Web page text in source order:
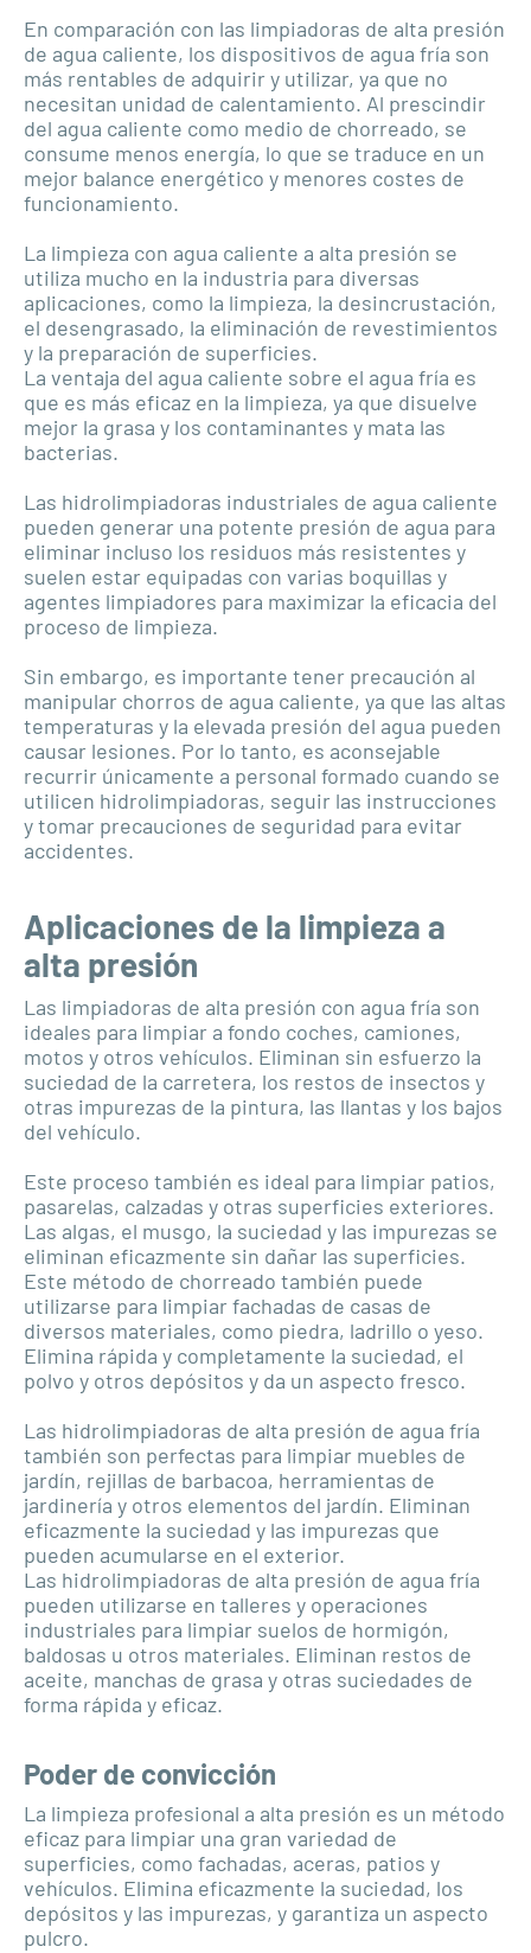
En comparación con las limpiadoras de alta presión
de agua caliente, los dispositivos de agua fría son
más rentables de adquirir y utilizar, ya que no
necesitan unidad de calentamiento. Al prescindir
del agua caliente como medio de chorreado, se
consume menos energía, lo que se traduce en un
mejor balance energético y menores costes de
funcionamiento.
La limpieza con agua caliente a alta presión se
utiliza mucho en la industria para diversas
aplicaciones, como la limpieza, la desincrustación,
el desengrasado, la eliminación de revestimientos
y la preparación de superficies.
La ventaja del agua caliente sobre el agua fría es
que es más eficaz en la limpieza, ya que disuelve
mejor la grasa y los contaminantes y mata las
bacterias.
Las hidrolimpiadoras industriales de agua caliente
pueden generar una potente presión de agua para
eliminar incluso los residuos más resistentes y
suelen estar equipadas con varias boquillas y
agentes limpiadores para maximizar la eficacia del
proceso de limpieza.
Sin embargo, es importante tener precaución al
manipular chorros de agua caliente, ya que las altas
temperaturas y la elevada presión del agua pueden
causar lesiones. Por lo tanto, es aconsejable
recurrir únicamente a personal formado cuando se
utilicen hidrolimpiadoras, seguir las instrucciones
y tomar precauciones de seguridad para evitar
accidentes.
Aplicaciones de la limpieza a
alta presión
Las limpiadoras de alta presión con agua fría son
ideales para limpiar a fondo coches, camiones,
motos y otros vehículos. Eliminan sin esfuerzo la
suciedad de la carretera, los restos de insectos y
otras impurezas de la pintura, las llantas y los bajos
del vehículo.
Este proceso también es ideal para limpiar patios,
pasarelas, calzadas y otras superficies exteriores.
Las algas, el musgo, la suciedad y las impurezas se
eliminan eficazmente sin dañar las superficies.
Este método de chorreado también puede
utilizarse para limpiar fachadas de casas de
diversos materiales, como piedra, ladrillo o yeso.
Elimina rápida y completamente la suciedad, el
polvo y otros depósitos y da un aspecto fresco.
Las hidrolimpiadoras de alta presión de agua fría
también son perfectas para limpiar muebles de
jardín, rejillas de barbacoa, herramientas de
jardinería y otros elementos del jardín. Eliminan
eficazmente la suciedad y las impurezas que
pueden acumularse en el exterior.
Las hidrolimpiadoras de alta presión de agua fría
pueden utilizarse en talleres y operaciones
industriales para limpiar suelos de hormigón,
baldosas u otros materiales. Eliminan restos de
aceite, manchas de grasa y otras suciedades de
forma rápida y eficaz.
Poder de convicción
La limpieza profesional a alta presión es un método
eficaz para limpiar una gran variedad de
superficies, como fachadas, aceras, patios y
vehículos. Elimina eficazmente la suciedad, los
depósitos y las impurezas, y garantiza un aspecto
pulcro.